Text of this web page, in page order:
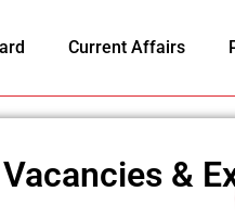
Current Affairs
&